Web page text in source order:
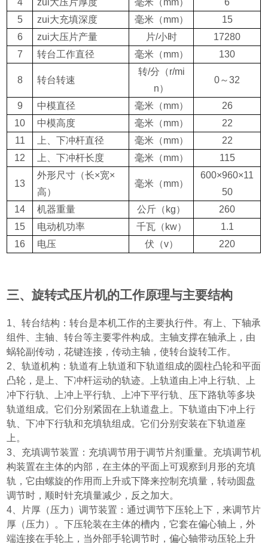
4
zui大压片厚度 毫米 （mm）
6
5
zui大充填深度 毫米 （mm）
15
6
zui大压片产量 片/小时
17280
7
转台工作直径 毫米 （mm） 130
8 转台转速
转/分 （r/mi
n）
0～32
9 中模直径 毫米 （mm）
26
10
中模高度 毫米 （mm）
22
11
上、下冲杆直径 毫米 （mm）
22
12
上、下冲杆长度 毫米 （mm） 115
13
外形尺寸 （长×宽×
高）
毫米 （mm）
600×960×11
50
14
机器重量 公斤 （kg）
260
15
电动机功率 千瓦（kw）
1.1
16
电压 伏 （v） 220
三、旋转式压片机的工作原理与主要结构
1 、转台结构：转台是本机工作的主要执行件。有上、下轴承
组件、主轴、转台等主要零件构成。主轴支撑在轴承上，由
蜗轮副传动，花键连接，传动主轴，使转台旋转工作。
2 、轨道机构：轨道有上轨道和下轨道组成的圆柱凸轮和平面
凸轮，是上、下冲杆运动的轨迹。上轨道由上冲上行轨、上
冲下行轨、上冲上平行轨、上冲下平行轨、压下路轨等多块
轨道组成。它们分别紧固在上轨道盘上。下轨道由下冲上行
轨、下冲下行轨和充填轨组成。它们分别安装在下轨道座
上。
3 、充填调节装置：充填调节用于调节片剂重量。充填调节机
构装置在主体的内部，在主体的平面上可观察到月形的充填
轨，它由螺旋的作用而上升或下降来控制充填量，转动圆盘
调节时，顺时针充填量减少，反之加大。
4 、片厚 （压力 ）调节装置：通过调节下压轮上下，来调节片
厚 （压力 ）
。下压轮装在主体的槽内，它套在偏心轴上，外
端连接在手轮上，当外部手轮调节时，偏心轴带动压轮上升